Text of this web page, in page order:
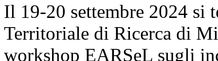
Il 19-20 settembre 2024 si
Territoriale di Ricerca di
workshop EARSeL sugli